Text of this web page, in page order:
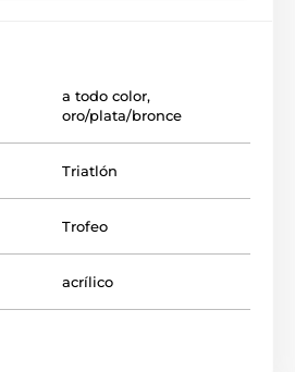
a todo color,
oro/plata/bronce
Triatlón
Trofeo
acrílico